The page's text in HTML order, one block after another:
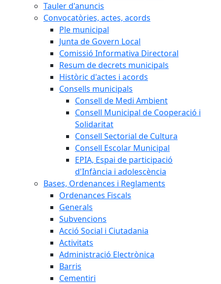
Tauler d'anuncis
Convocatòries, actes, acords
Ple municipal
Junta de Govern Local
Comissió Informativa Directoral
Resum de decrets municipals
Històric d'actes i acords
Consells municipals
Consell de Medi Ambient
Consell Municipal de Cooperació i
Solidaritat
Consell Sectorial de Cultura
Consell Escolar Municipal
EPIA, Espai de participació
d'Infància i adolescència
Bases, Ordenances i Reglaments
Ordenances Fiscals
Generals
Subvencions
Acció Social i Ciutadania
Activitats
Administració Electrònica
Barris
Cementiri